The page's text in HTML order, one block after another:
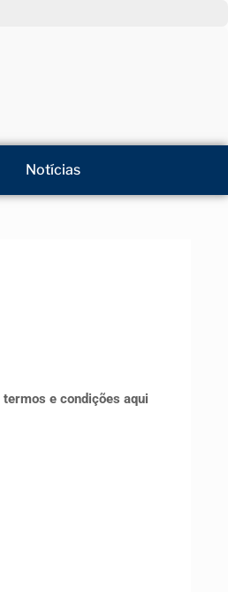
Notícias
e condições aqui